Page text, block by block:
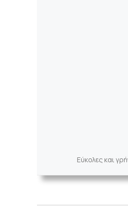
Εύκολες και